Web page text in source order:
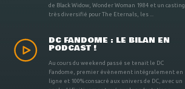
de Black Widow, Wonder Woman 1984 et un casting
très diversifié pour The Eternals, les ...
DC FANDOME : LE BILAN EN
PODCAST !
Au cours du weekend passé se tenait le DC
Fandome, premier évènement intégralement en
ligne et 100% consacré aux univers de DC, avec un